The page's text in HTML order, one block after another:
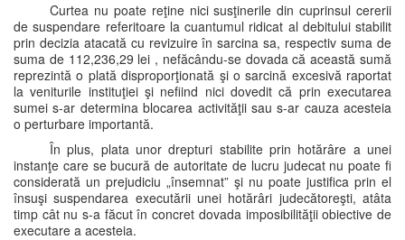
Curtea nu poate reţine nici susţinerile din cuprinsul cererii
de suspendare referitoare la cuantumul ridicat al debitului stabilit
prin decizia atacată cu revizuire în sarcina sa, respectiv suma de
suma de 112,236,29 lei , nefăcându-se dovada că această sumă
reprezintă o plată disproporţionată şi o sarcină excesivă raportat
la veniturile instituţiei şi nefiind nici dovedit că prin executarea
sumei s-ar determina blocarea activităţii sau s-ar cauza acesteia
o perturbare importantă.
În plus, plata unor drepturi stabilite prin hotărâre a unei
instanţe care se bucură de autoritate de lucru judecat nu poate fi
considerată un prejudiciu „însemnat” şi nu poate justifica prin el
însuşi suspendarea executării unei hotărâri judecătoreşti, atâta
timp cât nu s-a făcut în concret dovada imposibilităţii obiective de
executare a acesteia.